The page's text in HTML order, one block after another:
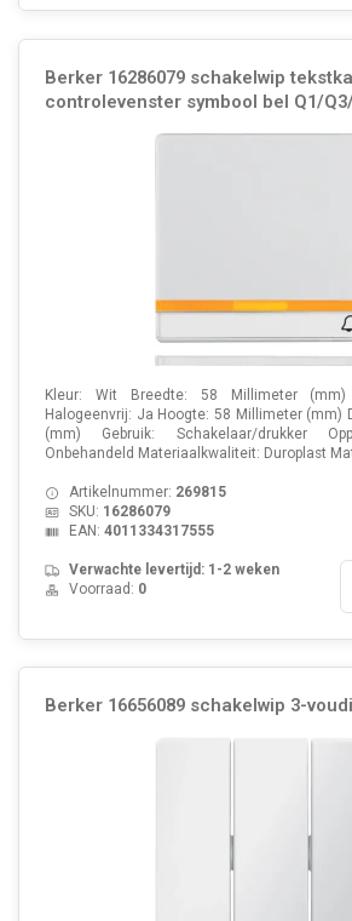
Berker 16286079 schakelwip
controlevenster
Kleur: Wit Breedte: 58 Millimeter
Halogeenvrij: Ja Hoogte: 58 Millimeter (mm)
(mm) Gebruik: Schakelaar/drukker
Onbehandeld Materiaalkwaliteit: Duroplast
Artikelnummer: 269815
SKU: 16286079
EAN: 4011334317555
Verwachte levertijd: 1-2 weken
Voorraad: 0
Berker 16656089 schakelwip 3-